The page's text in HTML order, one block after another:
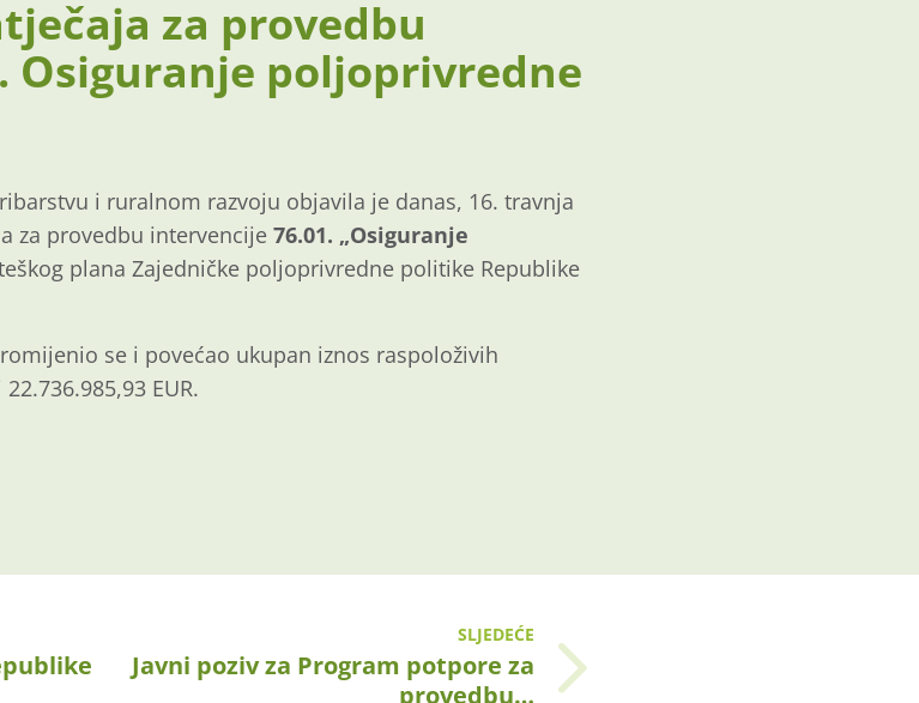
za provedbu
Osiguranje poljoprivredne
i ruralnom razvoju objavila je danas, 16. travnja
za provedbu intervencije 76.01. „Osiguranje
plana Zajedničke poljoprivredne politike Republike
se i povećao ukupan iznos raspoloživih
EUR.
SLJEDEĆE
Javni poziv za Program potpore za
provedbu…